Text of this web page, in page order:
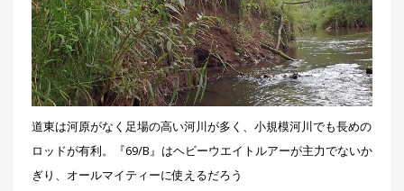
道東は河原がなく足場の高い河川が多く、小規模河川でも長めの
ロッドが有利。『69/B』はヘビーウエイトルアーが主力でないか
ぎり、オールマイティーに使えるだろう